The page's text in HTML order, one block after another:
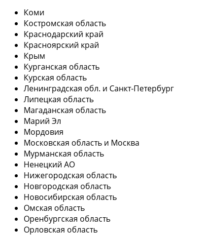
Коми
Костромская область
Краснодарский край
Красноярский край
Крым
Курганская область
Курская область
Ленинградская обл. и Санкт-Петербург
Липецкая область
Магаданская область
Марий Эл
Мордовия
Московская область и Москва
Мурманская область
Ненецкий АО
Нижегородская область
Новгородская область
Новосибирская область
Омская область
Оренбургская область
Орловская область